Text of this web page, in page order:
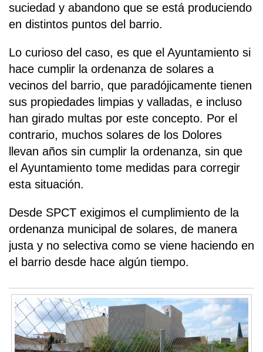
suciedad y abandono que se está produciendo
en distintos puntos del barrio.
Lo curioso del caso, es que el Ayuntamiento si
hace cumplir la ordenanza de solares a
vecinos del barrio, que paradójicamente tienen
sus propiedades limpias y valladas, e incluso
han girado multas por este concepto. Por el
contrario, muchos solares de los Dolores
llevan años sin cumplir la ordenanza, sin que
el Ayuntamiento tome medidas para corregir
esta situación.
Desde SPCT exigimos el cumplimiento de la
ordenanza municipal de solares, de manera
justa y no selectiva como se viene haciendo en
el barrio desde hace algún tiempo.